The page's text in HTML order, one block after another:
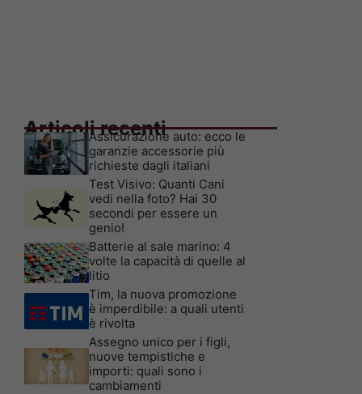
Articoli recenti
Assicurazione auto: ecco le
garanzie accessorie più
richieste dagli italiani
Test Visivo: Quanti Cani
vedi nella foto? Hai 30
secondi per essere un
genio!
Batterie al sale marino: 4
volte la capacità di quelle al
litio
Tim, la nuova promozione
è imperdibile: a quali utenti
è rivolta
Assegno unico per i figli,
nuove tempistiche e
importi: quali sono i
cambiamenti